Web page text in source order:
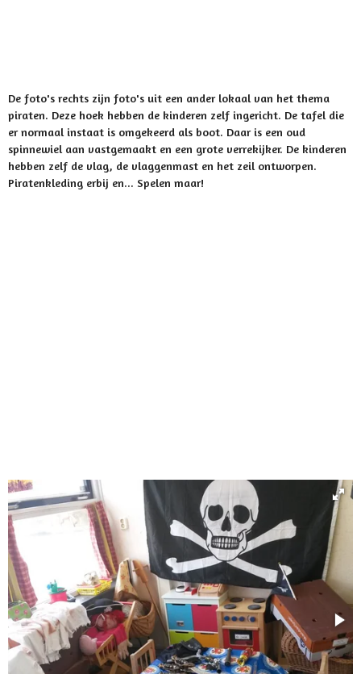
De foto's rechts zijn foto's uit een ander lokaal van het thema
piraten. Deze hoek hebben de kinderen zelf ingericht. De tafel die
er normaal instaat is omgekeerd als boot. Daar is een oud
spinnewiel aan vastgemaakt en een grote verrekijker. De kinderen
hebben zelf de vlag, de vlaggenmast en het zeil ontworpen.
Piratenkleding erbij en... Spelen maar!